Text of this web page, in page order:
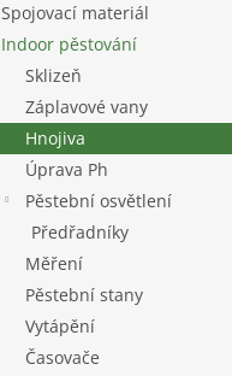
Spojovací materiál
Indoor pěstování
Sklizeň
Záplavové vany
Hnojiva
Úprava Ph
Pěstební osvětlení
Předřadníky
Měření
Pěstební stany
Vytápění
Časovače